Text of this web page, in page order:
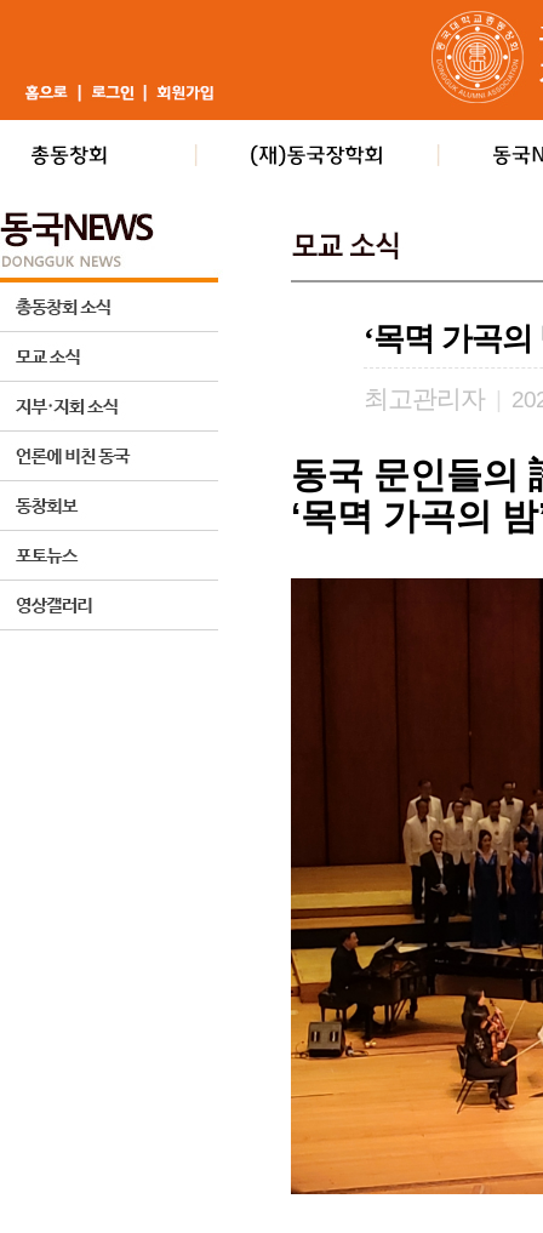
‘목멱 가곡의
최고관리자
동국 문인들의
‘목멱 가곡의